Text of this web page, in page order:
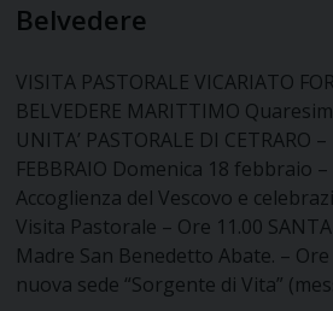
Belvedere
VISITA PASTORALE VICARIATO
BELVEDERE MARITTIMO
UNITA’ PASTORALE DI CETRARO
FEBBRAIO Domenica 18 febbraio
Accoglienza del Vescovo e
Visita Pastorale – Ore 11.00
Madre San Benedetto Abate. –
nuova sede “Sorgente di Vita”